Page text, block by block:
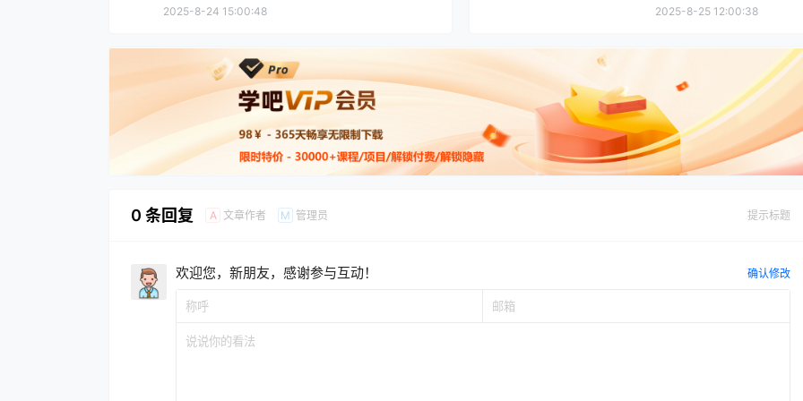
2025-8-24 15:00:48 2025-8-25 12:00:38
0 条回复 A 文章作者 M 管理员 提示标题
欢迎您，新朋友，感谢参与互动！ 确认修改